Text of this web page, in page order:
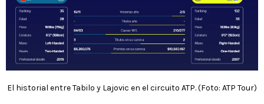
El historial entre Tabilo y Lajovic en el circuito ATP. (Foto: ATP Tour)